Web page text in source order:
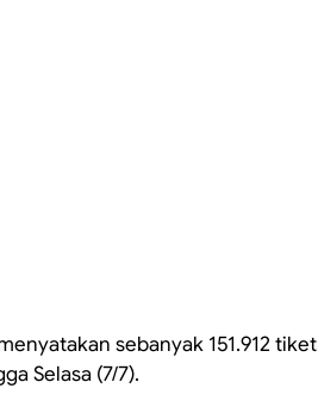
sebanyak 151.912 tiket
Selasa (7/7).